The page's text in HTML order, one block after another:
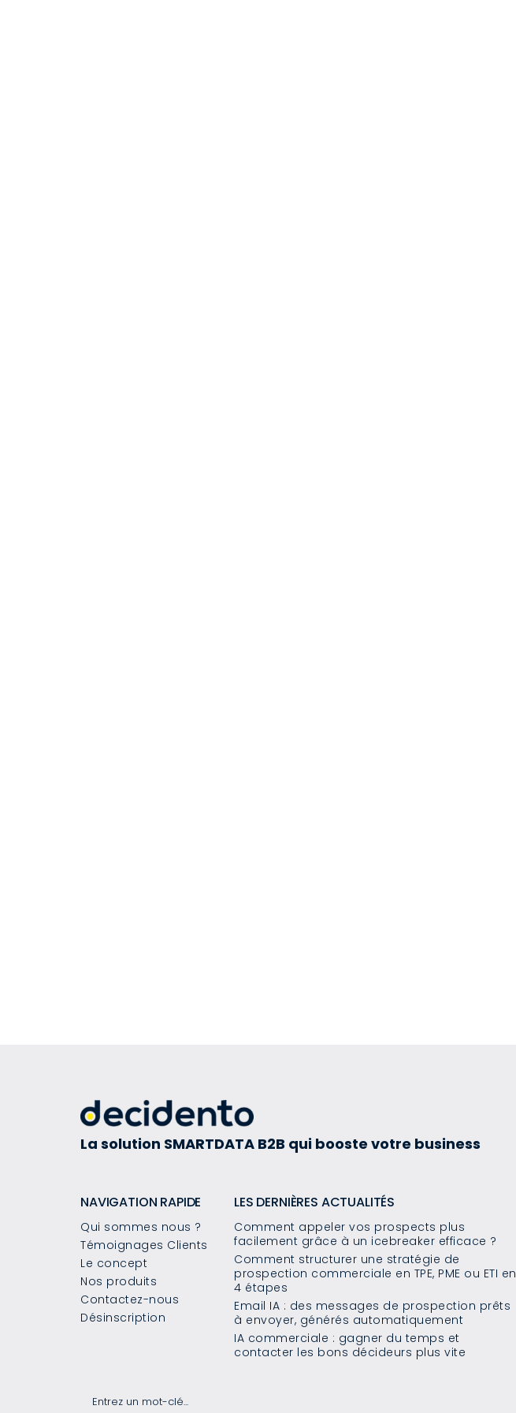
La solution SMARTDATA B2B qui booste votre business
NAVIGATION RAPIDE
Qui sommes nous ?
Témoignages Clients
Le concept
Nos produits
Contactez-nous
Désinscription
LES DERNIÈRES ACTUALITÉS
Comment appeler vos prospects plus
facilement grâce à un icebreaker efficace ?
Comment structurer une stratégie de
prospection commerciale en TPE, PME ou ETI en
4 étapes
Email IA : des messages de prospection prêts
à envoyer, générés automatiquement
IA commerciale : gagner du temps et
contacter les bons décideurs plus vite